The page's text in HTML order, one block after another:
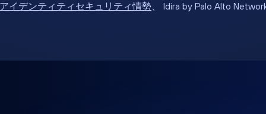
イデンティティセキュリティ情勢、 Idira by Palo Alto